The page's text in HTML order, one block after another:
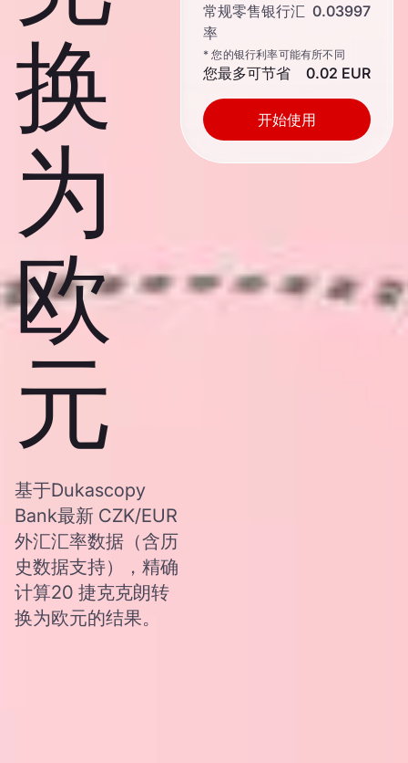
换
为
欧
元
基于Dukascopy
Bank最新 CZK/EUR
外汇汇率数据（含历
史数据支持），精确
计算20 捷克克朗转
换为欧元的结果。
常规零售银行汇
率
0.03997
* 您的银行利率可能有所不同
您最多可节省 0.02 EUR
开始使用